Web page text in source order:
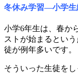
冬休み学習―小学
小学6年生は、春か
ストが始まるとい
徒が例年多いです。
そういった生徒を